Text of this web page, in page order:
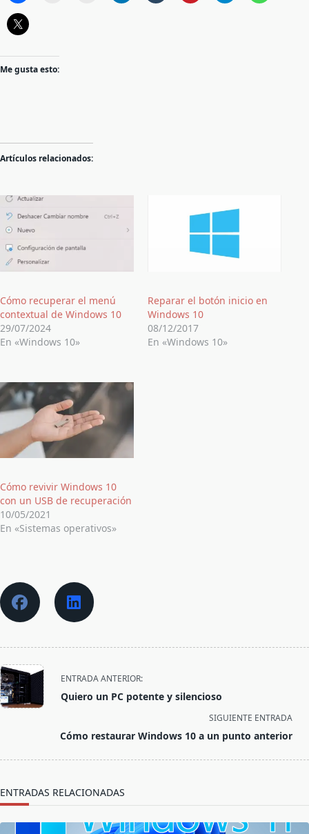
Me gusta esto:
Artículos relacionados:
Cómo recuperar el menú
contextual de Windows 10
29/07/2024
En «Windows 10»
Reparar el botón inicio en
Windows 10
08/12/2017
En «Windows 10»
Cómo revivir Windows 10
con un USB de recuperación
10/05/2021
En «Sistemas operativos»
<span
class="nav-
subtitle
ENTRADA ANTERIOR:
Quiero un PC potente y silencioso
SIGUIENTE ENTRADA
Cómo restaurar Windows 10 a un punto anterior
ENTRADAS RELACIONADAS